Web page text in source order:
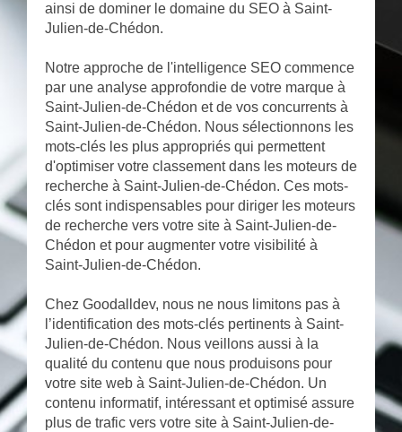
ainsi de dominer le domaine du SEO à Saint-
Julien-de-Chédon.
Notre approche de l'intelligence SEO commence
par une analyse approfondie de votre marque à
Saint-Julien-de-Chédon et de vos concurrents à
Saint-Julien-de-Chédon. Nous sélectionnons les
mots-clés les plus appropriés qui permettent
d'optimiser votre classement dans les moteurs de
recherche à Saint-Julien-de-Chédon. Ces mots-
clés sont indispensables pour diriger les moteurs
de recherche vers votre site à Saint-Julien-de-
Chédon et pour augmenter votre visibilité à
Saint-Julien-de-Chédon.
Chez Goodalldev, nous ne nous limitons pas à
l’identification des mots-clés pertinents à Saint-
Julien-de-Chédon. Nous veillons aussi à la
qualité du contenu que nous produisons pour
votre site web à Saint-Julien-de-Chédon. Un
contenu informatif, intéressant et optimisé assure
plus de trafic vers votre site à Saint-Julien-de-